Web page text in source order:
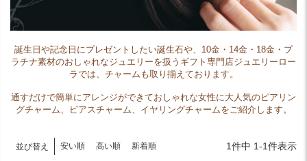
誕生日や記念日にプレゼントしたい誕生石や、10金・14金・18金・プ
ラチナ素材のおしゃれなジュエリーを扱うギフト専門店ジュエリーロー
ラでは、チャームも取り揃えております。
通すだけで簡単にアレンジができておしゃれな女性に大人気のピアリン
グチャーム、ピアスチャーム、イヤリングチャームをご紹介します。
並び替え 安い順 高い順 新着順 1件中 1-1件表示